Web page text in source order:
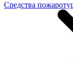
Средства